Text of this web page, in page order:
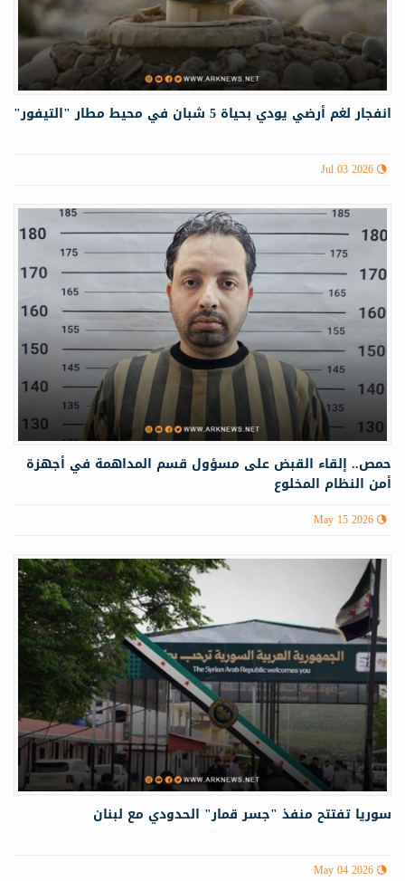
انفجار لغم أرضي يودي بحياة 5 شبان في محيط مطار "التيفور"
Jul 03 2026
حمص.. إلقاء القبض على مسؤول قسم المداهمة في أجهزة
أمن النظام المخلوع
May 15 2026
سوريا تفتتح منفذ "جسر قمار" الحدودي مع لبنان
May 04 2026